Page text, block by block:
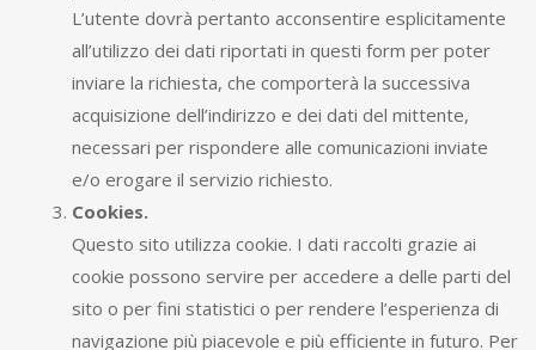
L’utente dovrà pertanto acconsentire esplicitamente
all’utilizzo dei dati riportati in questi form per poter
inviare la richiesta, che comporterà la successiva
acquisizione dell’indirizzo e dei dati del mittente,
necessari per rispondere alle comunicazioni inviate
e/o erogare il servizio richiesto.
Cookies.
Questo sito utilizza cookie. I dati raccolti grazie ai
cookie possono servire per accedere a delle parti del
sito o per fini statistici o per rendere l’esperienza di
navigazione più piacevole e più efficiente in futuro. Per